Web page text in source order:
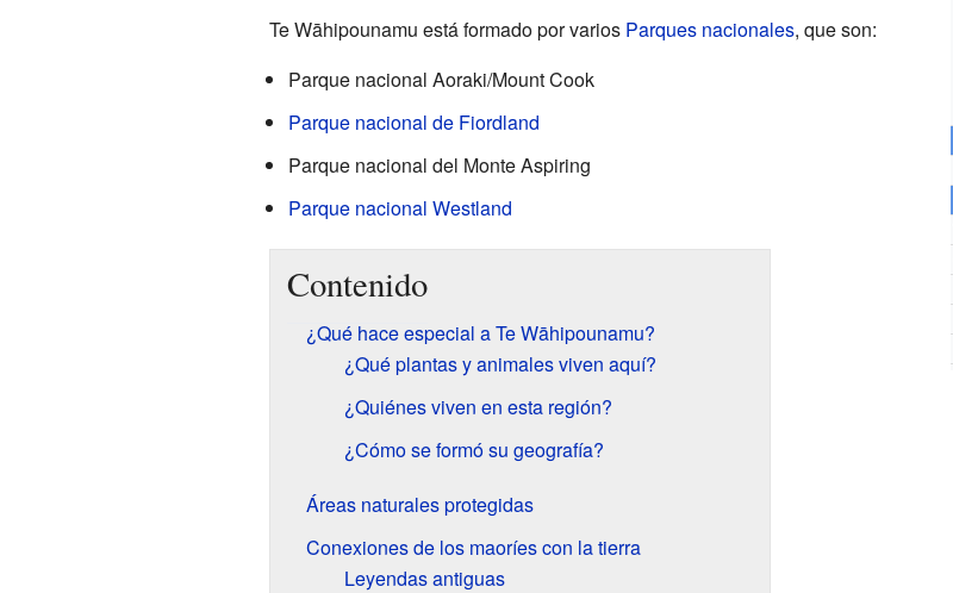
Te Wāhipounamu está formado por varios Parques nacionales, que son:
Parque nacional Aoraki/Mount Cook
Parque nacional de Fiordland
Parque nacional del Monte Aspiring
Parque nacional Westland
Contenido
¿Qué hace especial a Te Wāhipounamu?
¿Qué plantas y animales viven aquí?
¿Quiénes viven en esta región?
¿Cómo se formó su geografía?
Áreas naturales protegidas
Conexiones de los maoríes con la tierra
Leyendas antiguas